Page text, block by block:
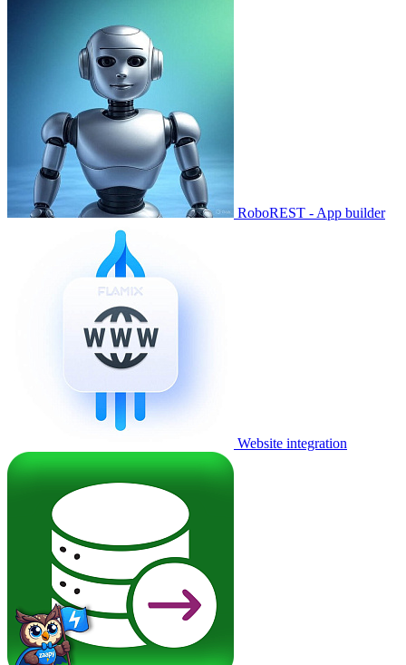
RoboREST - App builder
Website integration